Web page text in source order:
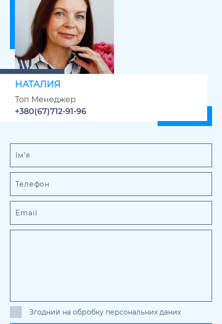
НАТАЛИЯ
Топ Менеджер
+380(67)712-91-96
Згодний на обробку персональних даних